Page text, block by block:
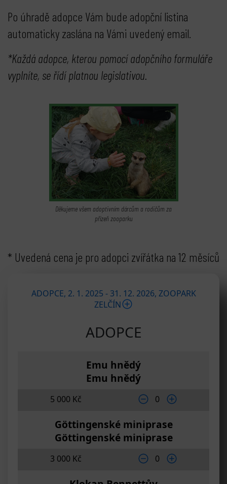
Po úhradě adopce Vám bude adopční listina
automaticky zaslána na Vámi uvedený email.
*Každá adopce, kterou pomocí adopčního formuláře
vyplníte, se řídí platnou legislativou.
Děkujeme všem adoptivním dárcům a rodičům za
přízeň zooparku
* Uvedená cena je pro adopci zvířátka na 12 měsíců